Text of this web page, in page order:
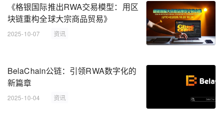
《格银国际推出RWA交易模型：用区
块链重构全球大宗商品贸易》
2025-10-07 资讯
BelaChain公链：引领RWA数字化的
新篇章
2025-10-04 资讯